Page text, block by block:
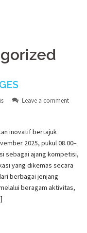
Leave a comment
inovatif bertajuk
2025, pukul 08.00–
sebagai ajang kompetisi,
yang dikemas secara
berbagai jenjang
beragam aktivitas,